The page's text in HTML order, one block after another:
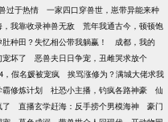
过于热情
一家四口穿兽世，崽带异能来种
我靠收录神兽无敌
荒年我通古今，顿顿饱
肚种田？失忆相公带我躺赢！
成都，我的
坏了
恶兽夫日日争宠，丑雌哭求放个
，假名媛被宠疯
挨骂涨修为？满城大佬求我
霸修炼计划 社恐小主播，钓疯各路神豪
仙
了 直播玄学赶海：反手捞个男模海神
豪门